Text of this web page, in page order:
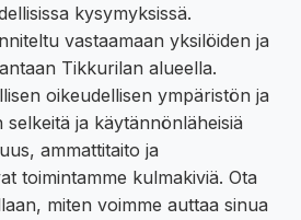
kysymyksissä.
vastaamaan yksilöiden ja
Tikkurilan alueella.
oikeudellisen ympäristön ja
ja käytännönläheisiä
ammattitaito ja
toimintamme kulmakiviä. Ota
miten voimme auttaa sinua